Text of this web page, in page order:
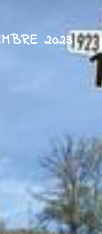
2023